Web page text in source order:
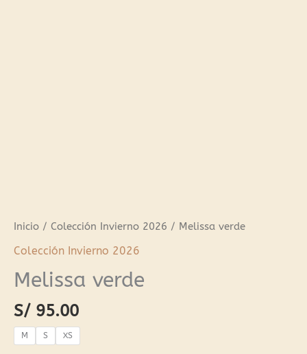
Inicio / Colección Invierno 2026 / Melissa verde
Colección Invierno 2026
Melissa verde
S/ 95.00
M S XS